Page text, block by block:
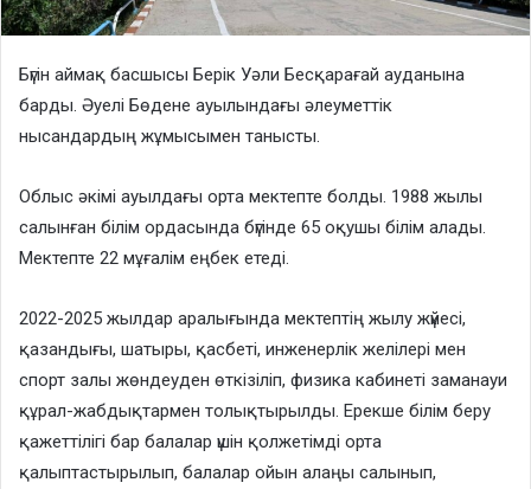
Бүгін аймақ басшысы Берік Уәли Бесқарағай ауданына
барды. Әуелі Бөдене ауылындағы әлеуметтік
нысандардың жұмысымен танысты.
Облыс әкімі ауылдағы орта мектепте болды. 1988 жылы
салынған білім ордасында бүгінде 65 оқушы білім алады.
Мектепте 22 мұғалім еңбек етеді.
2022-2025 жылдар аралығында мектептің жылу жүйесі,
қазандығы, шатыры, қасбеті, инженерлік желілері мен
спорт залы жөндеуден өткізіліп, физика кабинеті заманауи
құрал-жабдықтармен толықтырылды. Ерекше білім беру
қажеттілігі бар балалар үшін қолжетімді орта
қалыптастырылып, балалар ойын алаңы салынып,